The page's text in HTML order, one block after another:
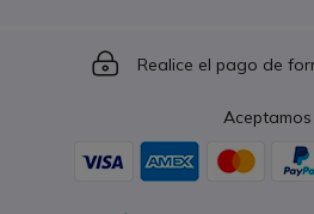
Icon
Realice el pago de
Aceptamos